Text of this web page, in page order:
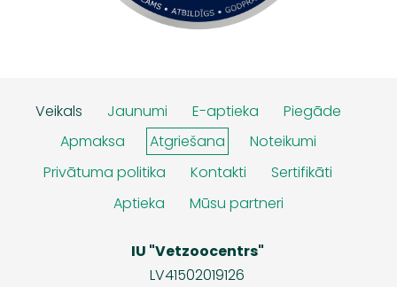
Veikals Jaunumi E-aptieka
Piegāde
Apmaksa
Atgriešana
Noteikumi
Privātuma politika
Kontakti
Sertifikāti
Aptieka
Mūsu partneri
IU "Vetzoocentrs"
LV41502019126